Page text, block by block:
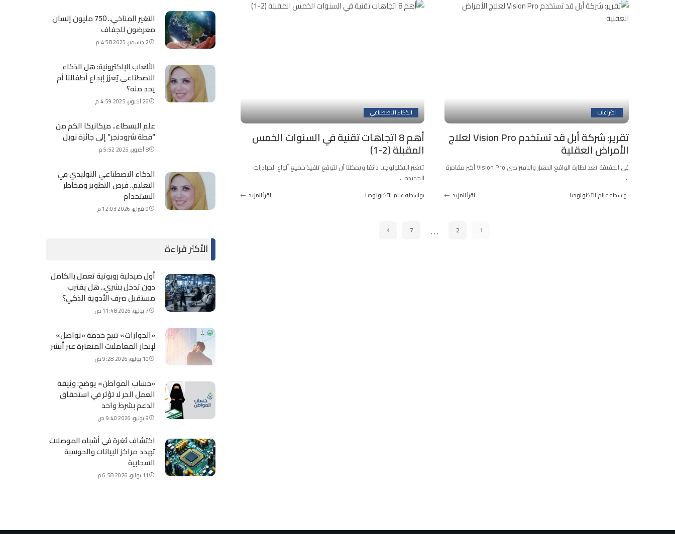
اختراعات
تقرير: شركة أبل قد تستخدم Vision Pro لعلاج
الأمراض العقلية
في الحقيقة تعد نظارة الواقع المعزز والافتراضي Vision Pro أكبر مقامرة
...
Posted
بواسطةعالم التكنولوجيا اقرأ المزيد
الذكاء الاصطناعي
أهم 8 اتجاهات تقنية في السنوات الخمس
المقبلة (2-1)
تتغير التكنولوجيا دائمًا ويمكننا أن نتوقع تنفيذ جميع أنواع المبادرات
الجديدة ...
Posted
بواسطةعالم التكنولوجيا اقرأ المزيد
1
2
…
7
التغير المناخي.. 750 مليون إنسان
معرضون للجفاف
2 ديسمبر، 2025 4:58 م
الألعاب الإلكترونية: هل الذكاء
الاصطناعي يُعزز إبداع أطفالنا أم
يحد منه؟
26 أكتوبر، 2025 4:59 م
علم البسطاء.. ميكانيكا الكم من
“قطة شرودنجر” إلى جائزة نوبل
8 أكتوبر، 2025 5:52 م
الذكاء الاصطناعي التوليدي في
التعليم.. فرص التطوير ومخاطر
الاستخدام
9 فبراير، 2026 12:03 م
الأكثر قراءة
أول صيدلية روبوتية تعمل بالكامل
دون تدخل بشري.. هل يقترب
مستقبل صرف الأدوية الذكي؟
7 يوليو، 2026 11:48 ص
«الجوازات» تتيح خدمة «تواصل»
لإنجاز المعاملات المتعثرة عبر أبشر
10 يوليو، 2026 9:28 ص
«حساب المواطن» يوضح: وثيقة
العمل الحر لا تؤثر في استحقاق
الدعم بشرط واحد
9 يوليو، 2026 9:40 ص
اكتشاف ثغرة في أشباه الموصلات
تهدد مراكز البيانات والحوسبة
السحابية
11 يوليو، 2026 6:58 م